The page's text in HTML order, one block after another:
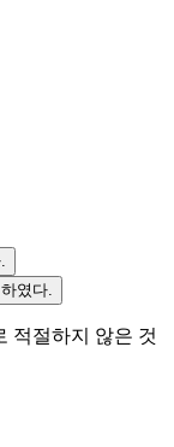
였다.
적절하지 않은 것